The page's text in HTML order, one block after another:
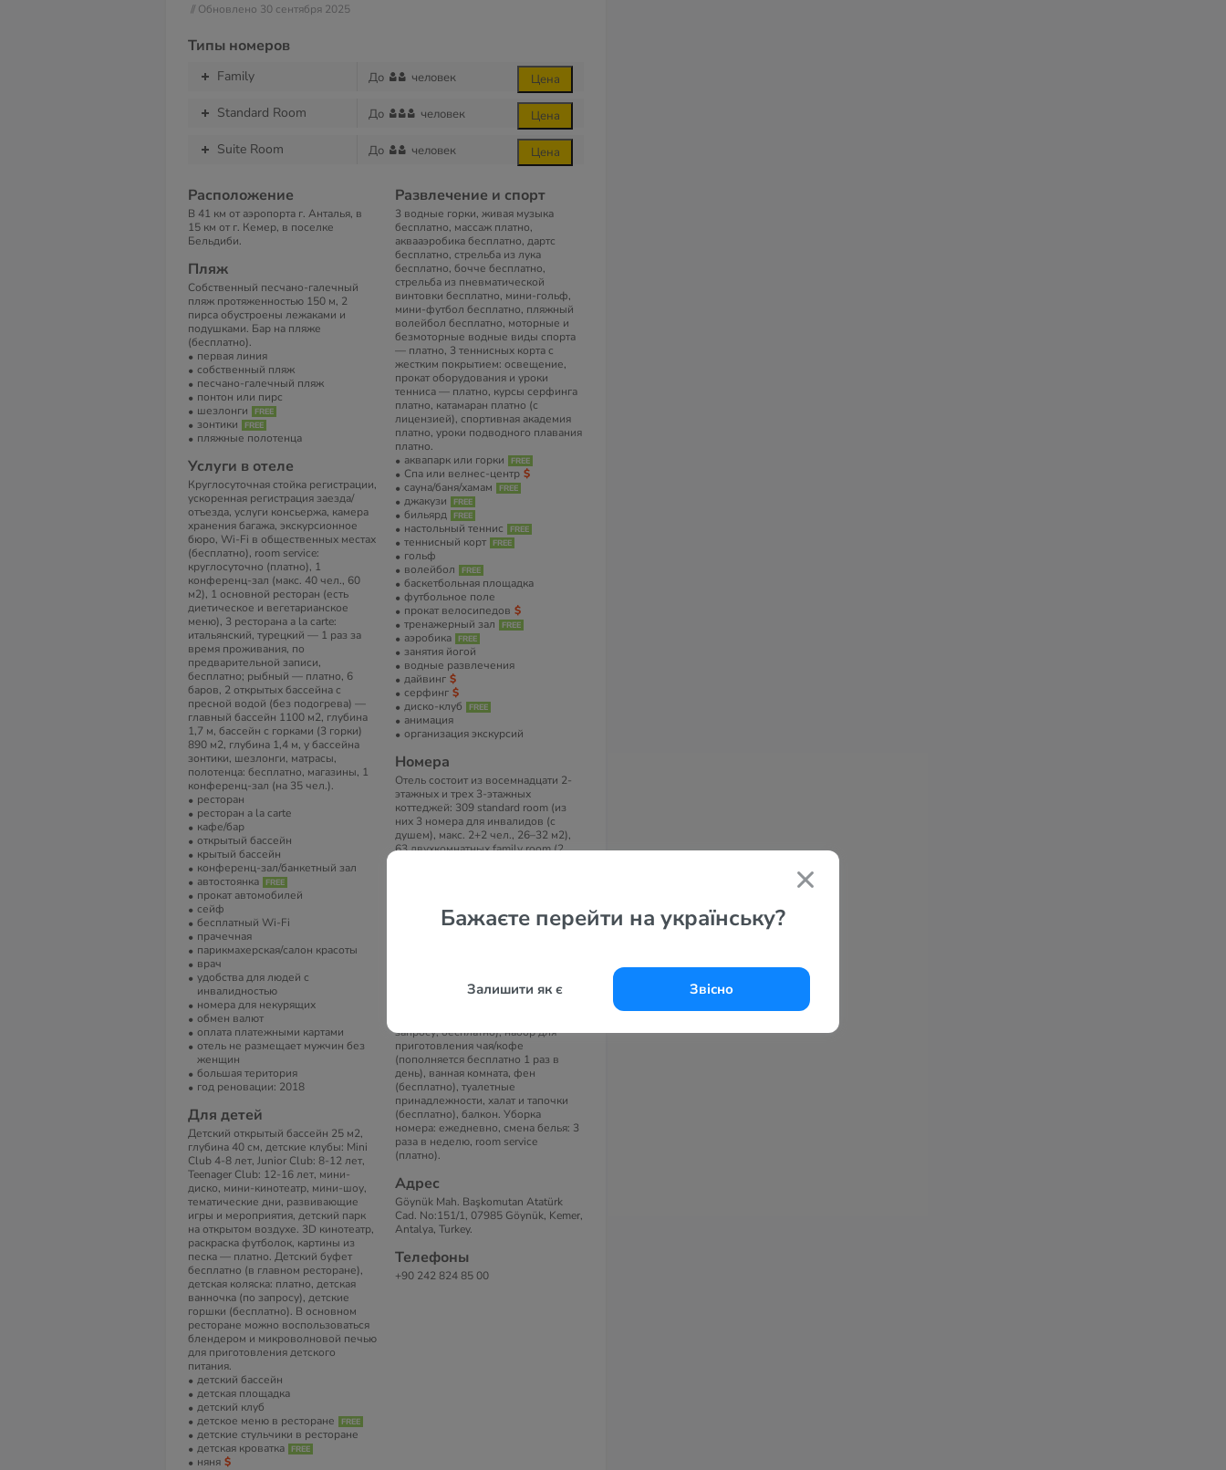
Бажаєте перейти на українську?
Залишити як є Звісно
// Обновлено 30 сентября 2025
Типы номеров
Family До человек Цена
Standard Room До человек Цена
Suite Room До человек Цена
Расположение
В 41 км от аэропорта г. Анталья, в
15 км от г. Кемер, в поселке
Бельдиби.
Пляж
Собственный песчано-галечный
пляж протяженностью 150 м, 2
пирса обустроены лежаками и
подушками. Бар на пляже
(бесплатно).
первая линия
собственный пляж
песчано-галечный пляж
понтон или пирс
шезлонги
зонтики
пляжные полотенца
Услуги в отеле
Круглосуточная стойка регистрации,
ускоренная регистрация заезда/
отъезда, услуги консьержа, камера
хранения багажа, экскурсионное
бюро, Wi-Fi в общественных местах
(бесплатно), room service:
круглосуточно (платно), 1
конференц-зал (макс. 40 чел., 60
м2), 1 основной ресторан (есть
диетическое и вегетарианское
меню), 3 ресторана a la carte:
итальянский, турецкий — 1 раз за
время проживания, по
предварительной записи,
бесплатно; рыбный — платно, 6
баров, 2 открытых бассейна с
пресной водой (без подогрева) —
главный бассейн 1100 м2, глубина
1,7 м, бассейн с горками (3 горки)
890 м2, глубина 1,4 м, у бассейна
зонтики, шезлонги, матрасы,
полотенца: бесплатно, магазины, 1
конференц-зал (на 35 чел.).
ресторан
ресторан a la carte
кафе/бар
открытый бассейн
крытый бассейн
конференц-зал/банкетный зал
автостоянка
прокат автомобилей
сейф
бесплатный Wi-Fi
прачечная
парикмахерская/салон красоты
врач
удобства для людей с
инвалидностью
номера для некурящих
обмен валют
оплата платежными картами
отель не размещает мужчин без
женщин
большая територия
год реновации: 2018
Для детей
Детский открытый бассейн 25 м2,
глубина 40 см, детские клубы: Mini
Club 4-8 лет, Junior Club: 8-12 лет,
Teenager Club: 12-16 лет, мини-
диско, мини-кинотеатр, мини-шоу,
тематические дни, развивающие
игры и мероприятия, детский парк
на открытом воздухе. 3D кинотеатр,
раскраска футболок, картины из
песка — платно. Детский буфет
бесплатно (в главном ресторане),
детская коляска: платно, детская
ванночка (по запросу), детские
горшки (бесплатно). В основном
ресторане можно воспользоваться
блендером и микроволновой печью
для приготовления детского
питания.
детский бассейн
детская площадка
детский клуб
детское меню в ресторане
детские стульчики в ресторане
детская кроватка
няня
Развлечение и спорт
3 водные горки, живая музыка
бесплатно, массаж платно,
аквааэробика бесплатно, дартс
бесплатно, стрельба из лука
бесплатно, бочче бесплатно,
стрельба из пневматической
винтовки бесплатно, мини-гольф,
мини-футбол бесплатно, пляжный
волейбол бесплатно, моторные и
безмоторные водные виды спорта
— платно, 3 теннисных корта с
жестким покрытием: освещение,
прокат оборудования и уроки
тенниса — платно, курсы серфинга
платно, катамаран платно (с
лицензией), спортивная академия
платно, уроки подводного плавания
платно.
аквапарк или горки
Спа или велнес-центр
сауна/баня/хамам
джакузи
бильярд
настольный теннис
теннисный корт
гольф
волейбол
баскетбольная площадка
футбольное поле
прокат велосипедов
тренажерный зал
аэробика
занятия йогой
водные развлечения
дайвинг
серфинг
диско-клуб
анимация
организация экскурсий
Номера
Отель состоит из восемнадцати 2-
этажных и трех 3-этажных
коттеджей: 309 standard room (из
них 3 номера для инвалидов (с
душем), макс. 2+2 чел., 26–32 м2),
63 двухкомнатных family room (2
В номерах
бар бесплатно (прохладительные
запросу, бесплатно), набор для
приготовления чая/кофе
(пополняется бесплатно 1 раз в
день), ванная комната, фен
(бесплатно), туалетные
принадлежности, халат и тапочки
(бесплатно), балкон. Уборка
номера: ежедневно, смена белья: 3
раза в неделю, room service
(платно).
Адрес
Göynük Mah. Başkomutan Atatürk
Cad. No:151/1, 07985 Göynük, Kemer,
Antalya, Turkey.
Телефоны
+90 242 824 85 00